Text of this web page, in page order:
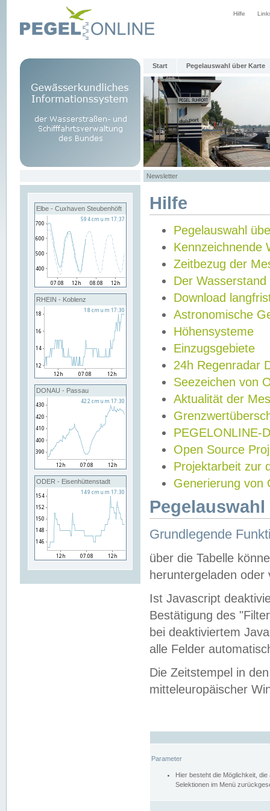
Hilfe
Start Pegelauswahl über Karte
Newsletter
Elbe - Cuxhaven Steubenhöft
RHEIN - Koblenz
DONAU - Passau
ODER - Eisenhüttenstadt
Hilfe
Pegelauswahl
Kennzeichnende
Zeitbezug der
Der Wasserstand
Download
Astronomische
Höhensysteme
Einzugsgebiete
24h Regenradar
Seezeichen von
Aktualität der
PEGELONLINE-
Open Source
Projektarbeit zur
Generierung von
Grundlegende
über die Tabelle
heruntergeladen oder
Ist Javascript
Bestätigung des
bei deaktiviertem
alle Felder
Die Zeitstempel in
mitteleuropäischer
Parameter
Hier besteht die Möglichkeit,
Selektionen im Menü